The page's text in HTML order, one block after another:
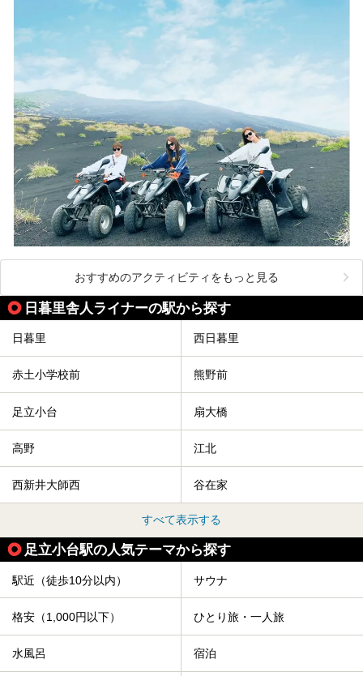
おすすめのアクティビティをもっと見る
日暮里舎人ライナーの駅から探す
日暮里 西日暮里
赤土小学校前 熊野前
足立小台 扇大橋
高野 江北
西新井大師西 谷在家
すべて表示する
足立小台駅の人気テーマから探す
駅近（徒歩10分以内） サウナ
格安（1,000円以下） ひとり旅・一人旅
水風呂 宿泊